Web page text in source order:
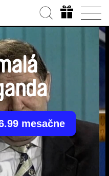
mesačne